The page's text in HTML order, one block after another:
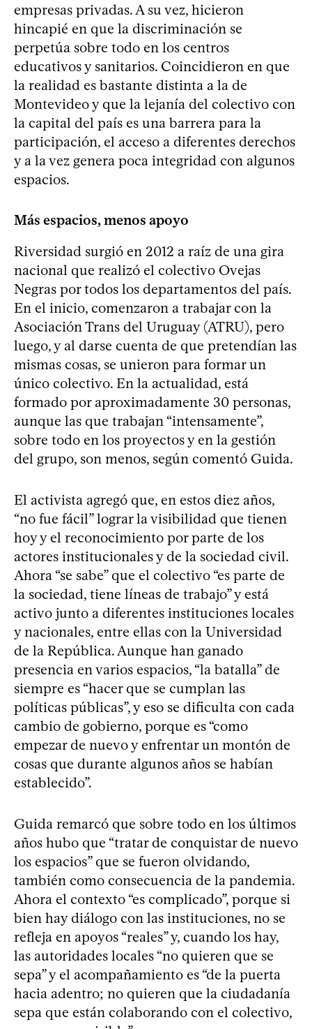
empresas privadas. A su vez, hicieron
hincapié en que la discriminación se
perpetúa sobre todo en los centros
educativos y sanitarios. Coincidieron en que
la realidad es bastante distinta a la de
Montevideo y que la lejanía del colectivo con
la capital del país es una barrera para la
participación, el acceso a diferentes derechos
y a la vez genera poca integridad con algunos
espacios.
Más espacios, menos apoyo
Riversidad surgió en 2012 a raíz de una gira
nacional que realizó el colectivo Ovejas
Negras por todos los departamentos del país.
En el inicio, comenzaron a trabajar con la
Asociación Trans del Uruguay (ATRU), pero
luego, y al darse cuenta de que pretendían las
mismas cosas, se unieron para formar un
único colectivo. En la actualidad, está
formado por aproximadamente 30 personas,
aunque las que trabajan “intensamente”,
sobre todo en los proyectos y en la gestión
del grupo, son menos, según comentó Guida.
El activista agregó que, en estos diez años,
“no fue fácil” lograr la visibilidad que tienen
hoy y el reconocimiento por parte de los
actores institucionales y de la sociedad civil.
Ahora “se sabe” que el colectivo “es parte de
la sociedad, tiene líneas de trabajo” y está
activo junto a diferentes instituciones locales
y nacionales, entre ellas con la Universidad
de la República. Aunque han ganado
presencia en varios espacios, “la batalla” de
siempre es “hacer que se cumplan las
políticas públicas”, y eso se dificulta con cada
cambio de gobierno, porque es “como
empezar de nuevo y enfrentar un montón de
cosas que durante algunos años se habían
establecido”.
Guida remarcó que sobre todo en los últimos
años hubo que “tratar de conquistar de nuevo
los espacios” que se fueron olvidando,
también como consecuencia de la pandemia.
Ahora el contexto “es complicado”, porque si
bien hay diálogo con las instituciones, no se
refleja en apoyos “reales” y, cuando los hay,
las autoridades locales “no quieren que se
sepa” y el acompañamiento es “de la puerta
hacia adentro; no quieren que la ciudadanía
sepa que están colaborando con el colectivo,